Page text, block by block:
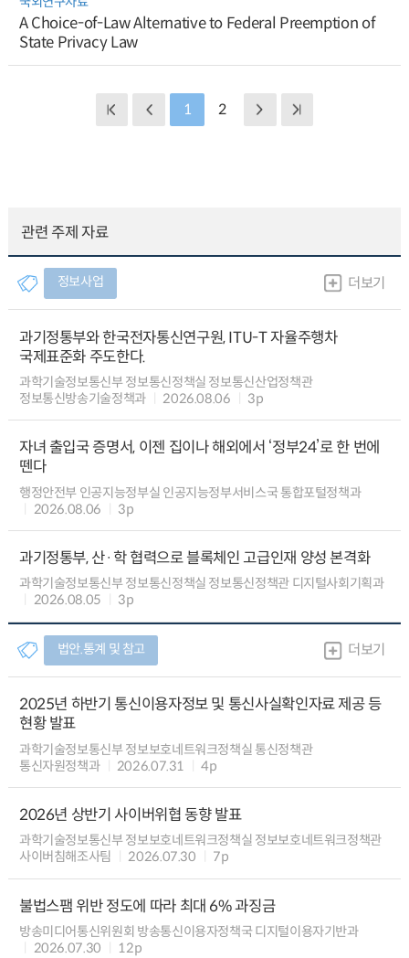
A Choice-of-Law Alternative to Federal Preemption of
State Privacy Law
1 2
관련 주제 자료
정보사업 더보기
과기정통부와 한국전자통신연구원, ITU-T 자율주행차
국제표준화 주도한다.
과학기술정보통신부 정보통신정책실 정보통신산업정책관
정보통신방송기술정책과
2026.08.06 3p
자녀 출입국 증명서, 이젠 집이나 해외에서 ‘정부24’로 한 번에
뗀다
행정안전부 인공지능정부실 인공지능정부서비스국 통합포털정책과
2026.08.06
3p
과기정통부, 산·학 협력으로 블록체인 고급인재 양성 본격화
과학기술정보통신부 정보통신정책실 정보통신정책관 디지털사회기획과
2026.08.05
3p
법안.통계 및 참고 더보기
2025년 하반기 통신이용자정보 및 통신사실확인자료 제공 등
현황 발표
과학기술정보통신부 정보보호네트워크정책실 통신정책관
통신자원정책과
2026.07.31 4p
2026년 상반기 사이버위협 동향 발표
과학기술정보통신부 정보보호네트워크정책실 정보보호네트워크정책관
사이버침해조사팀
2026.07.30 7p
불법스팸 위반 정도에 따라 최대 6% 과징금
방송미디어통신위원회 방송통신이용자정책국 디지털이용자기반과
2026.07.30
12p